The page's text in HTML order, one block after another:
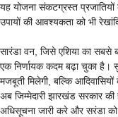
यह योजना संकटग्रस्त
उपायों की आवश्यकता को भी
सारंडा वन, जिसे एशिया का सबसे
एक निर्णायक कदम बढ़ा चुका है।
मजबूती मिलेगी, बल्कि
अब जिम्मेदारी झारखंड सरकार की
अधिसूचना जारी करे और सरंडा